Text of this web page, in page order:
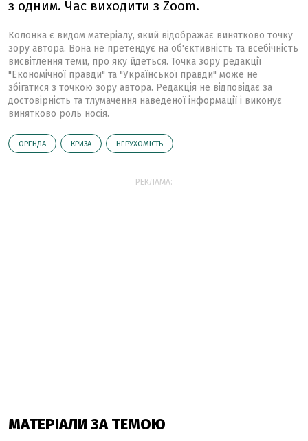
з одним. Час виходити з Zoom.
Колонка є видом матеріалу, який відображає винятково точку
зору автора. Вона не претендує на об'єктивність та всебічність
висвітлення теми, про яку йдеться. Точка зору редакції
"Економічної правди" та "Української правди" може не
збігатися з точкою зору автора. Редакція не відповідає за
достовірність та тлумачення наведеної інформації і виконує
винятково роль носія.
ОРЕНДА КРИЗА НЕРУХОМІСТЬ
РЕКЛАМА:
МАТЕРІАЛИ ЗА ТЕМОЮ